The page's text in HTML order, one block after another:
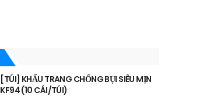
[TÚI] KHẨU TRANG CHỐNG BỤI SIÊU MỊN
KF94 (10 CÁI/TÚI)